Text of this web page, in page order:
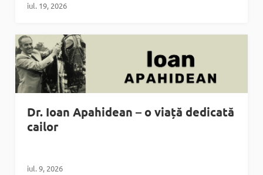
iul. 19, 2026
Dr. Ioan Apahidean – o viață dedicată
cailor
iul. 9, 2026